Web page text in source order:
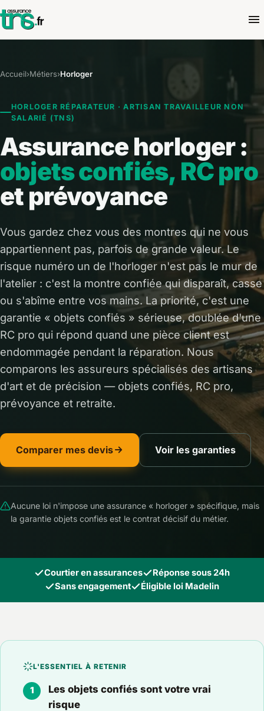
Accueil›Métiers›Horloger
HORLOGER RÉPARATEUR · ARTISAN TRAVAILLEUR NON
SALARIÉ (TNS)
Assurance horloger :
objets confiés, RC pro
et prévoyance
Vous gardez chez vous des montres qui ne vous
appartiennent pas, parfois de grande valeur. Le
risque numéro un de l'horloger n'est pas le mur de
l'atelier : c'est la montre confiée qui disparaît, casse
ou s'abîme entre vos mains. La priorité, c'est une
garantie « objets confiés » sérieuse, doublée d'une
RC pro qui répond quand une pièce client est
endommagée pendant la réparation. Nous
comparons les assureurs spécialisés des artisans
d'art et de précision — objets confiés, RC pro,
prévoyance et retraite.
Comparer mes devis Voir les garanties
Aucune loi n'impose une assurance « horloger » spécifique, mais
la garantie objets confiés est le contrat décisif du métier.
Courtier en assurances
Réponse sous 24h
Sans engagement
Éligible loi Madelin
L'ESSENTIEL À RETENIR
Les objets confiés sont votre vrai
risque